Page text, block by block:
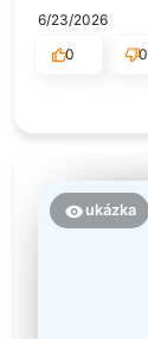
6/23/2026
0
0
ukázka